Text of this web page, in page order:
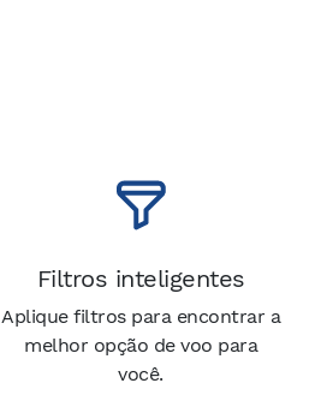
Filtros inteligentes
Aplique filtros para encontrar a
melhor opção de voo para
você.